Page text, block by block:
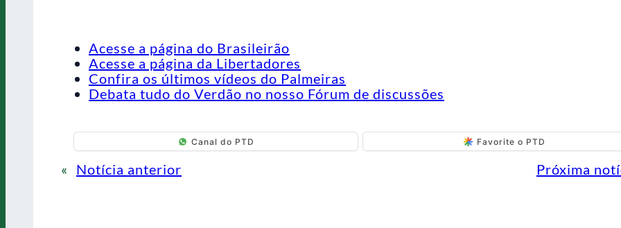
Acesse a página do Brasileirão
Acesse a página da Libertadores
Confira os últimos vídeos do Palmeiras
Debata tudo do Verdão no nosso Fórum de discussões
Canal do PTD Favorite o PTD
« Notícia anterior Próxima